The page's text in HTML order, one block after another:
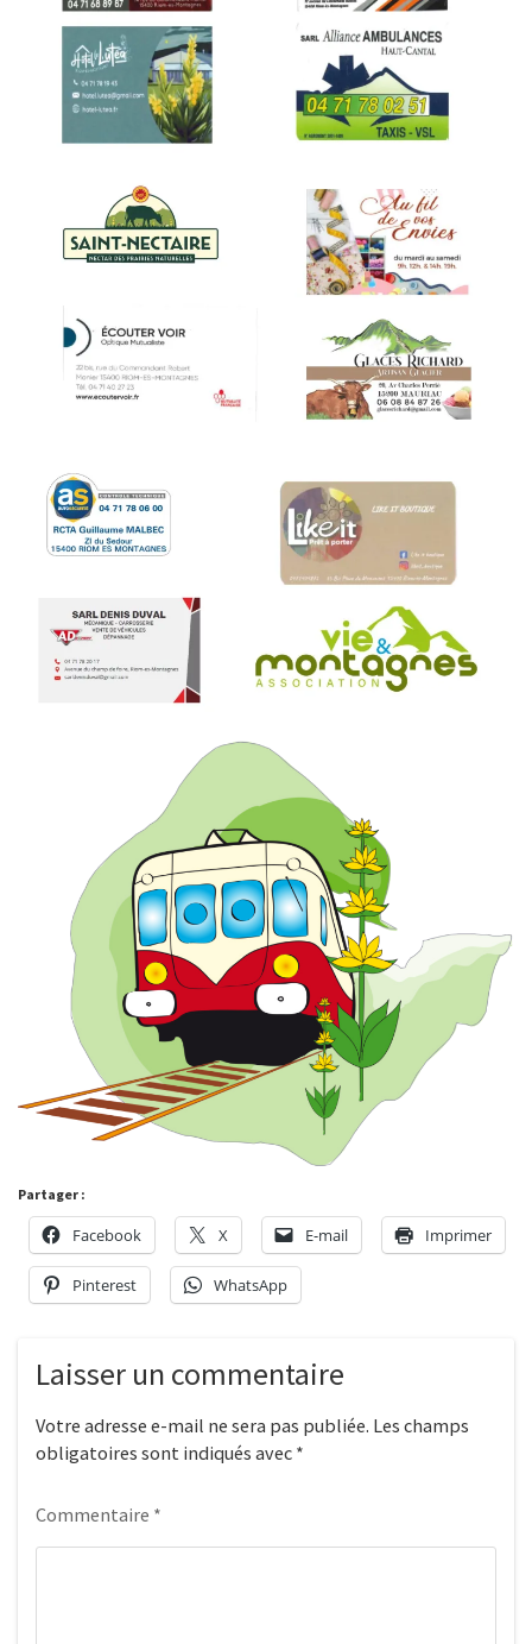
Partager :
Facebook X E-mail Imprimer
Pinterest WhatsApp
Laisser un commentaire
Votre adresse e-mail ne sera pas publiée. Les champs
obligatoires sont indiqués avec *
Commentaire *